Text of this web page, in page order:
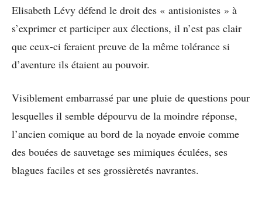
Elisabeth Lévy défend le droit des « antisionistes » à
s’exprimer et participer aux élections, il n’est pas clair
que ceux-ci feraient preuve de la même tolérance si
d’aventure ils étaient au pouvoir.
Visiblement embarrassé par une pluie de questions pour
lesquelles il semble dépourvu de la moindre réponse,
l’ancien comique au bord de la noyade envoie comme
des bouées de sauvetage ses mimiques éculées, ses
blagues faciles et ses grossièretés navrantes.